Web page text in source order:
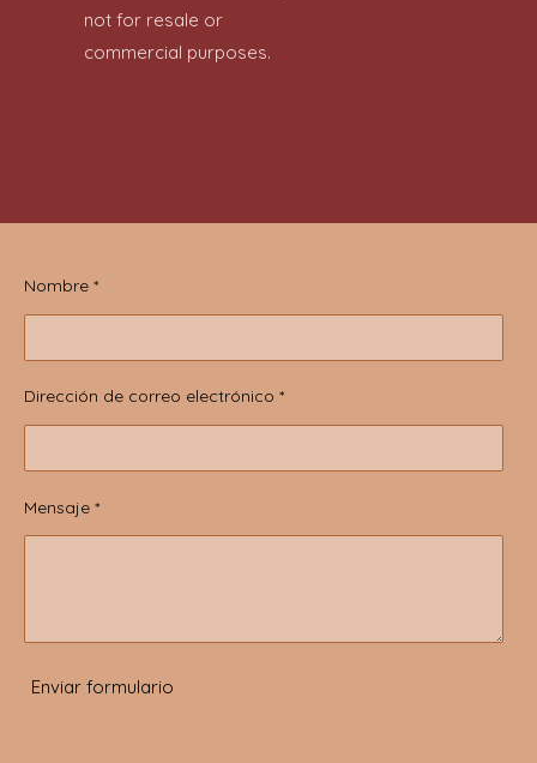
not for resale or
commercial purposes.
Nombre *
Dirección de correo electrónico *
Mensaje *
Enviar formulario